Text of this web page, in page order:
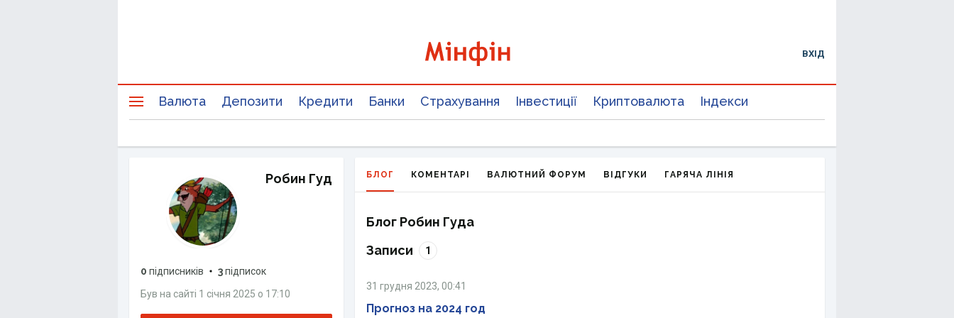
ВХІД
Валюта Депозити Кредити Банки Страхування Інвестиції Криптовалюта Індекси
Робин Гуд
0 підписників 3підписок
Був на сайті 1 січня 2025 о 17:10
БЛОГ КОМЕНТАРІ ВАЛЮТНИЙ ФОРУМ ВІДГУКИ ГАРЯЧА ЛІНІЯ
Блог Робин Гуда
Записи
1
31 грудня 2023, 00:41
Прогноз на 2024 год